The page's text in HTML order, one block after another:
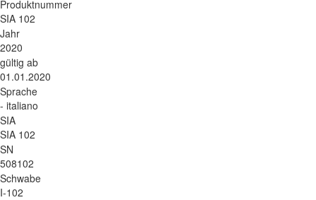
Produktnummer
SIA 102
Jahr
2020
gültig ab
01.01.2020
Sprache
- italiano
SIA
SIA 102
SN
508102
Schwabe
I-102